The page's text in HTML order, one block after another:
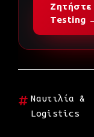
Testing
Ναυτιλία &
Logistics